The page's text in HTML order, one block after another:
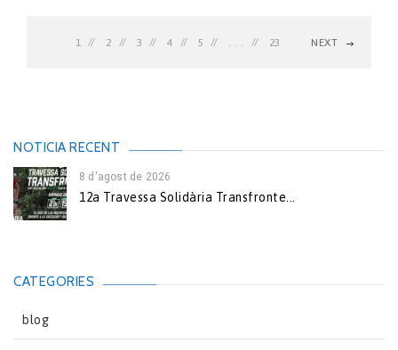
1 2 3 4 5 . . . 23 NEXT
NOTICIA RECENT
8 d'agost de 2026
12a Travessa Solidària Transfronte...
CATEGORIES
blog